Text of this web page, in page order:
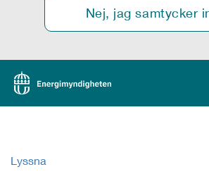
Nej, jag samtycker
Lyssna